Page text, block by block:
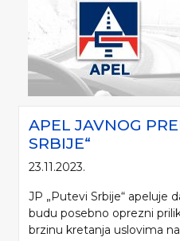
APEL JAVNOG
SRBIJE“
23.11.2023.
JP „Putevi Srbije“ apeluje
budu posebno oprezni
brzinu kretanja uslovima
Molimo da prilikom korišćenja
d.o.o.).